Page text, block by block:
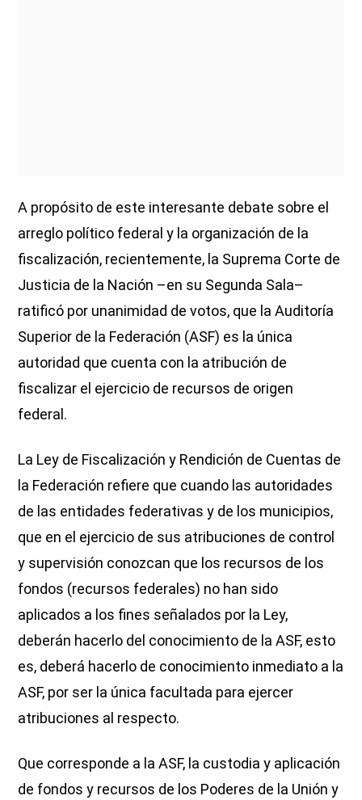
A propósito de este interesante debate sobre el
arreglo político federal y la organización de la
fiscalización, recientemente, la Suprema Corte de
Justicia de la Nación –en su Segunda Sala–
ratificó por unanimidad de votos, que la Auditoría
Superior de la Federación (ASF) es la única
autoridad que cuenta con la atribución de
fiscalizar el ejercicio de recursos de origen
federal.
La Ley de Fiscalización y Rendición de Cuentas de
la Federación refiere que cuando las autoridades
de las entidades federativas y de los municipios,
que en el ejercicio de sus atribuciones de control
y supervisión conozcan que los recursos de los
fondos (recursos federales) no han sido
aplicados a los fines señalados por la Ley,
deberán hacerlo del conocimiento de la ASF, esto
es, deberá hacerlo de conocimiento inmediato a la
ASF, por ser la única facultada para ejercer
atribuciones al respecto.
Que corresponde a la ASF, la custodia y aplicación
de fondos y recursos de los Poderes de la Unión y